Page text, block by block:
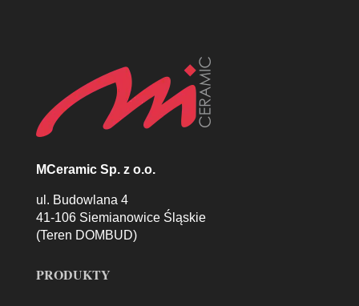
MCeramic Sp. z o.o.
ul. Budowlana 4
41-106 Siemianowice Śląskie
(Teren DOMBUD)
PRODUKTY